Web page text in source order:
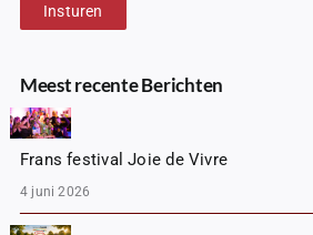
Insturen
Meest recente Berichten
Frans festival Joie de Vivre
4 juni 2026